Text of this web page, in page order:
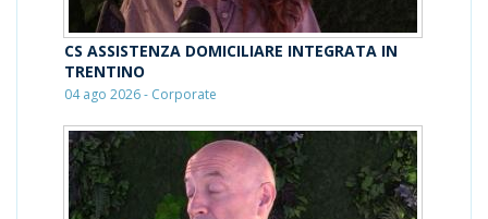
CS ASSISTENZA DOMICILIARE INTEGRATA IN
TRENTINO
04 ago 2026 - Corporate